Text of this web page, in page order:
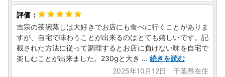
吉宗の茶碗蒸しは大好きでお店にも食べに行くことがありま
すが、自宅で味わうことが出来るのはとても嬉しいです。記
載された方法に従って調理するとお店に負けない味を自宅で
楽しむことが出来ました。230gと大き ... 続きを読む
2025年10月12日 千葉県在住